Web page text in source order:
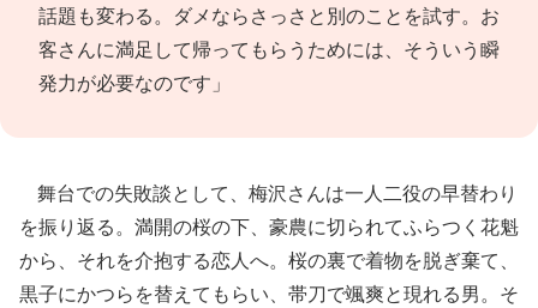
話題も変わる。ダメならさっさと別のことを試す。お
客さんに満足して帰ってもらうためには、そういう瞬
発力が必要なのです」
舞台での失敗談として、梅沢さんは一人二役の早替わり
を振り返る。満開の桜の下、豪農に切られてふらつく花魁
から、それを介抱する恋人へ。桜の裏で着物を脱ぎ棄て、
黒子にかつらを替えてもらい、帯刀で颯爽と現れる男。そ